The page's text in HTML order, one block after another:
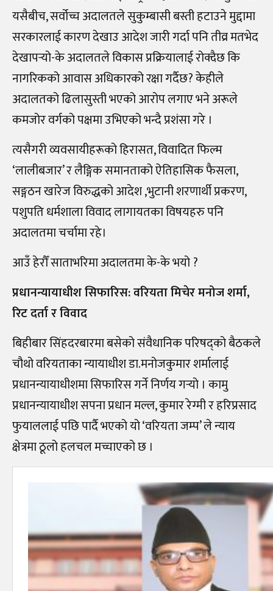
यसैबीच, सर्वोच्च अदालतले सुकुम्बासी बस्ती हटाउने मुद्दामा
सरकारलाई कारण देखाउ आदेश जारी गर्दा पनि तीव्र मतभेद
देखापर्‍यो-के अदालतले विकास प्रक्रियालाई रोक्दैछ कि
नागरिकको आवास अधिकारको रक्षा गर्दैछ? केहीले
अदालतको ढिलासुस्ती भएको आरोप लगाए भने अरूले
कमजोर वर्गको पक्षमा उभिएको भन्दै प्रशंसा गरे ।
त्यसैगरी व्यवसायीहरूको हिरासत, विवादित फिल्म
‘लालीबजार’ र लैङ्गिक समानताको ऐतिहासिक फैसला,
सङ्गठन खारेज विरुद्धको आदेश ,भुटानी शरणार्थी प्रकरण,
पशुपति धर्मशाला विवाद लागायतका विषयहरु पनि
अदालतमा चर्चामा रहे।
आउँ हेरौँ साताभरिमा अदालतमा के-के भयो ?
प्रधानन्यायाधीश सिफारिस: वरियता मिचेर मनोज शर्मा,
रिट दर्ता र विवाद
बिहीबार सिंहदरबारमा बसेको संवैधानिक परिषद्को बैठकले
चौथो वरियताका न्यायाधीश डा.मनोजकुमार शर्मालाई
प्रधानन्यायाधीशमा सिफारिस गर्ने निर्णय गर्‍यो । कामु
प्रधानन्यायाधीश सपना प्रधान मल्ल, कुमार रेग्मी र हरिप्रसाद
फुयाललाई पछि पार्दै भएको यो ‘वरियता जम्प’ ले न्याय
क्षेत्रमा ठूलो हलचल मच्चाएको छ ।